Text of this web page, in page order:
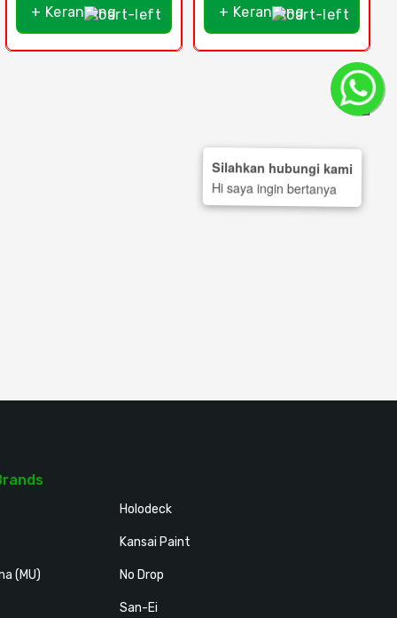
+ Keranjang + Keranjang
(MU)
Holodeck
Kansai Paint
No Drop
San-Ei
Silahkan hubungi kami
Hi saya ingin bertanya